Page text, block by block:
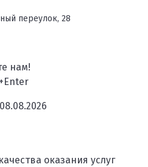
переулок, 28
нам!
оказания услуг